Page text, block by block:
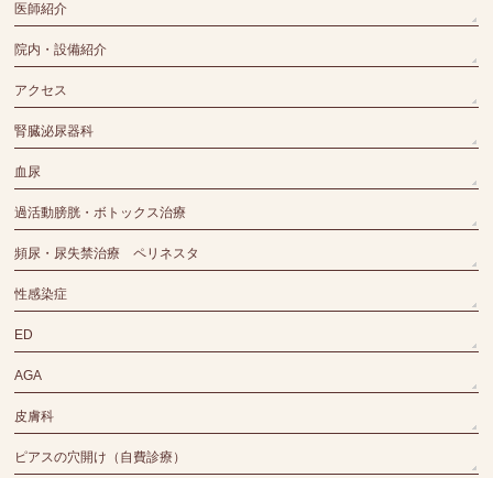
医師紹介
院内・設備紹介
アクセス
腎臓泌尿器科
血尿
過活動膀胱・ボトックス治療
頻尿・尿失禁治療 ペリネスタ
性感染症
ED
AGA
皮膚科
ピアスの穴開け（自費診療）